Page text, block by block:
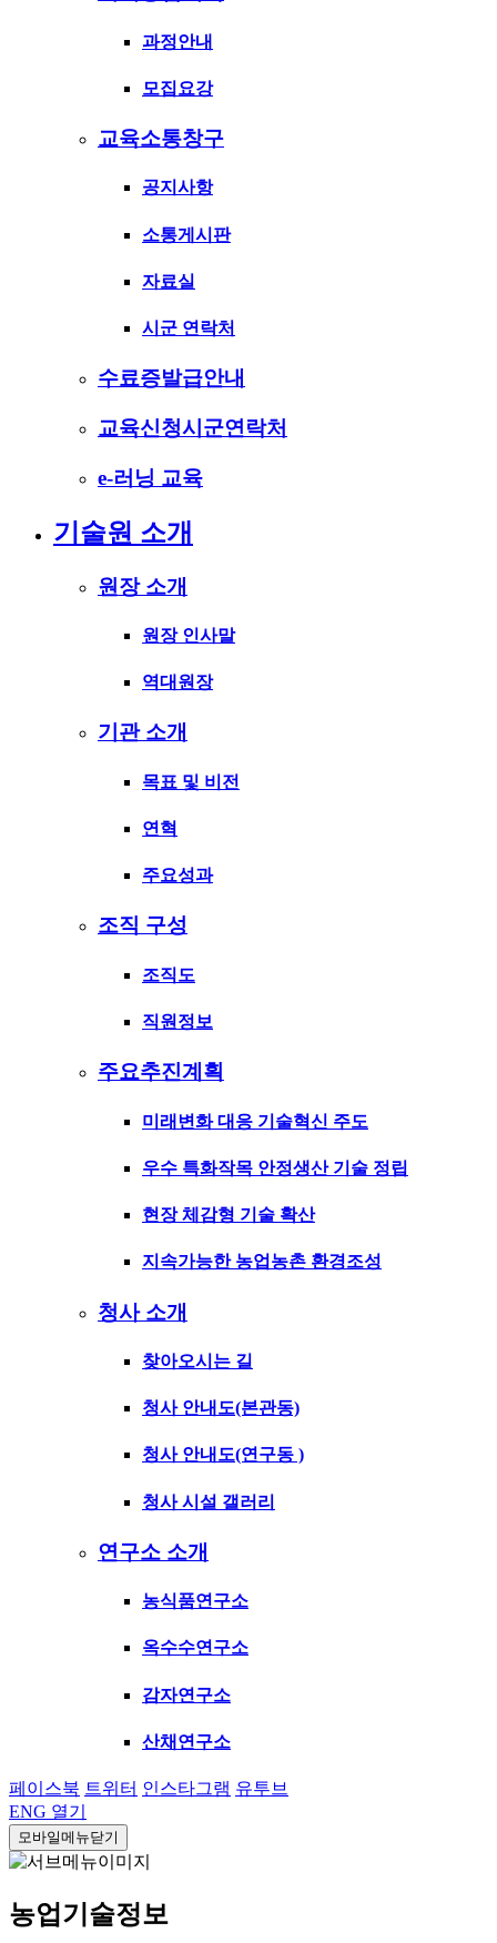
과정안내
모집요강
교육소통창구
공지사항
소통게시판
자료실
시군 연락처
수료증발급안내
교육신청시군연락처
e-러닝 교육
기술원 소개
원장 소개
원장 인사말
역대원장
기관 소개
목표 및 비전
연혁
주요성과
조직 구성
조직도
직원정보
주요추진계획
미래변화 대응 기술혁신 주도
우수 특화작목 안정생산 기술 정립
현장 체감형 기술 확산
지속가능한 농업농촌 환경조성
청사 소개
찾아오시는 길
청사 안내도(본관동)
청사 안내도(연구동 )
청사 시설 갤러리
연구소 소개
농식품연구소
옥수수연구소
감자연구소
산채연구소
페이스북 트위터 인스타그램 유투브
ENG 열기
모바일메뉴닫기
농업기술정보